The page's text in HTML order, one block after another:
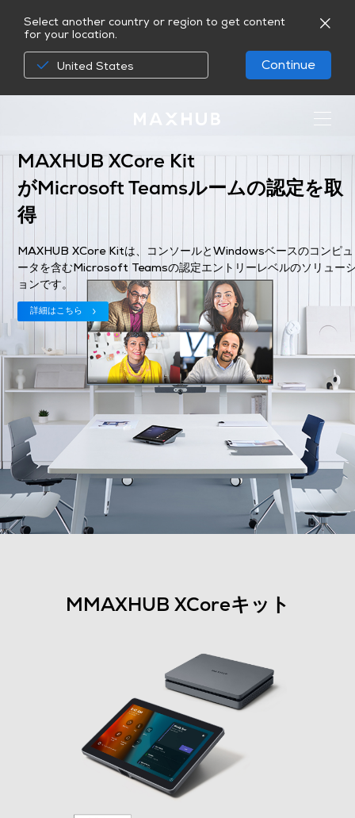
Select another country or region to get content
for your location.
United States Continue
MAXHUB XCore Kit
がMicrosoft Teamsルームの認定を取
得
MAXHUB XCore Kitは、コンソールとWindowsベースのコンピュ
ータを含むMicrosoft Teamsの認定エントリーレベルのソリュー
ョンです。
詳細はこちら
MMAXHUB XCoreキット